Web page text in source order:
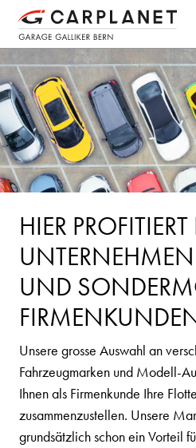
HIER
UND
Unsere grosse Auswahl an
Fahrzeugmarken und Modell-
Ihnen als Firmenkunde Ihre
zusammenzustellen. Unsere
grundsätzlich schon ein Vorteil